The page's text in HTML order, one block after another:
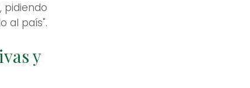
pidiendo
al país".
y